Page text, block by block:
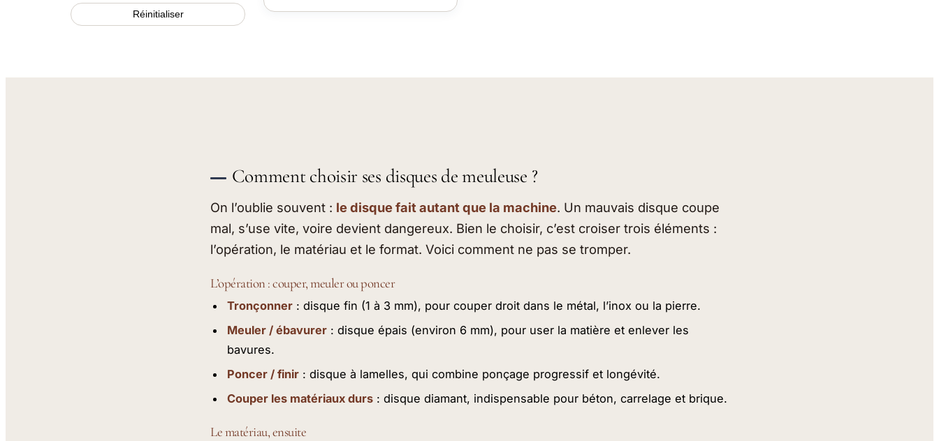
Réinitialiser
Comment choisir ses disques de meuleuse ?
On l’oublie souvent : le disque fait autant que la machine. Un mauvais disque coupe
mal, s’use vite, voire devient dangereux. Bien le choisir, c’est croiser trois éléments :
l’opération, le matériau et le format. Voici comment ne pas se tromper.
L’opération : couper, meuler ou poncer
Tronçonner : disque fin (1 à 3 mm), pour couper droit dans le métal, l’inox ou la pierre.
Meuler / ébavurer : disque épais (environ 6 mm), pour user la matière et enlever les
bavures.
Poncer / finir : disque à lamelles, qui combine ponçage progressif et longévité.
Couper les matériaux durs : disque diamant, indispensable pour béton, carrelage et brique.
Le matériau, ensuite